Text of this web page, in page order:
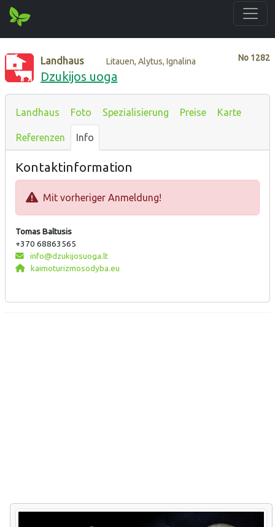
No 1282
Landhaus Litauen, Alytus, Ignalina
Dzukijos uoga
Landhaus Foto Spezialisierung Preise Karte
Referenzen Info
Kontaktinformation
Mit vorheriger Anmeldung!
Tomas Baltusis
+370 68863565
info@dzukijosuoga.lt
kaimoturizmosodyba.eu